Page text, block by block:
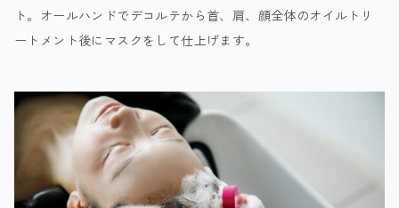
ト。オールハンドでデコルテから首、肩、顔全体のオイルトリ
ートメント後にマスクをして仕上げます。